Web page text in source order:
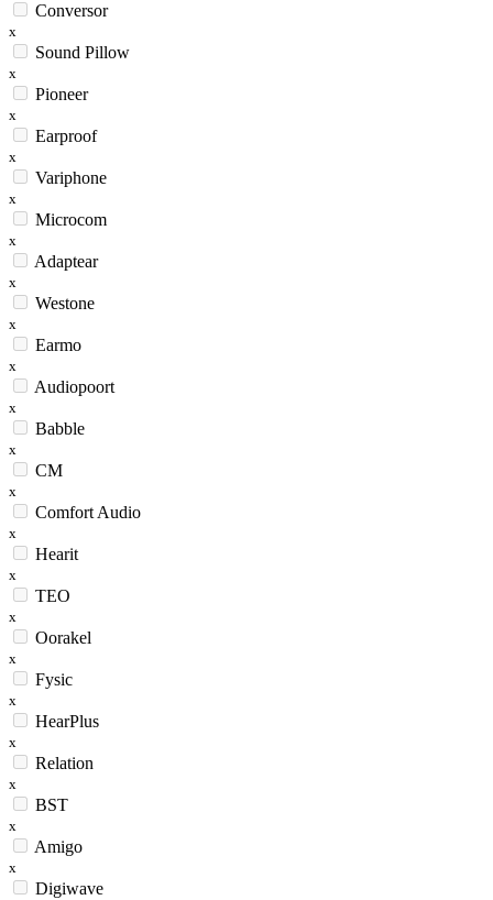
Conversor
x
Sound Pillow
x
Pioneer
x
Earproof
x
Variphone
x
Microcom
x
Adaptear
x
Westone
x
Earmo
x
Audiopoort
x
Babble
x
CM
x
Comfort Audio
x
Hearit
x
TEO
x
Oorakel
x
Fysic
x
HearPlus
x
Relation
x
BST
x
Amigo
x
Digiwave